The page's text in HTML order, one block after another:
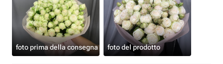
foto prima della consegna foto del prodotto